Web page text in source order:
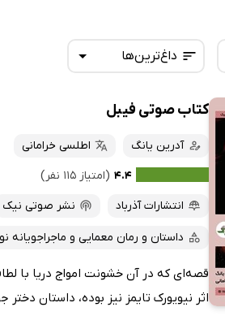
داغ‌ترین‌ها
تازه‌ها
داغ‌ترین‌ها
پربحث‌ها
ارزان ترین‌ها
کتاب صوتی فیبل
آدرین یانگ
اطلسی خرامانی
۴.۴ (امتیاز ۱۱۵ نفر)
انتشارات آذرباد
نشر صوتی نیک
داستان و رمان معمایی و ماجراجویانه
قصه‌ای که در آن خشونت امواج دریا با
اثر نیویورک تایمز نیز بوده، داستان